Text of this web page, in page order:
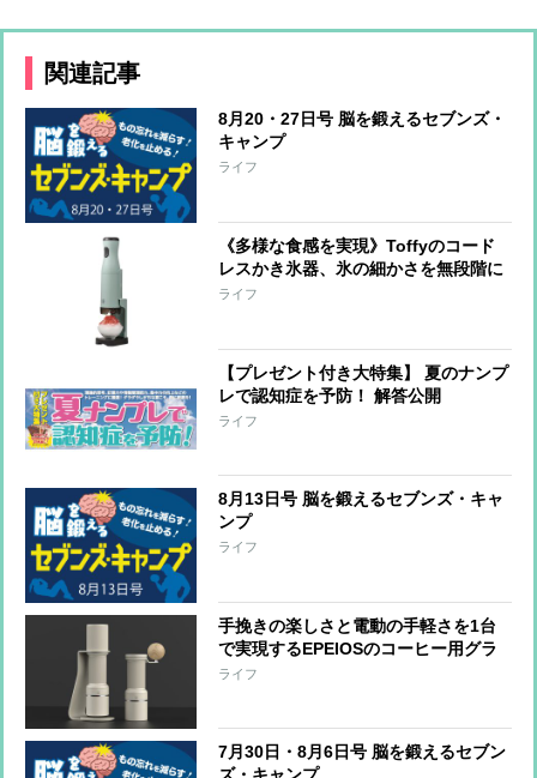
関連記事
8月20・27日号 脳を鍛えるセブンズ・
キャンプ
ライフ
《多様な食感を実現》Toffyのコード
レスかき氷器、氷の細かさを無段階に
調整可能 冷製パスタ、そうめん、サ
ライフ
【プレゼント付き大特集】 夏のナンプ
レで認知症を予防！ 解答公開
ライフ
8月13日号 脳を鍛えるセブンズ・キャ
ンプ
ライフ
手挽きの楽しさと電動の手軽さを1台
で実現するEPEIOSのコーヒー用グラ
インダー『Essence Duo』 世界一の
ライフ
7月30日・8月6日号 脳を鍛えるセブン